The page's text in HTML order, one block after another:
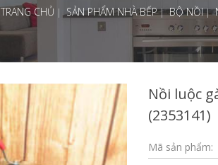
TRANG CHỦ SẢN PHẨM NHÀ BẾP BỘ NỒI
Nồi luộc
(2353141)
Mã sản phẩm: